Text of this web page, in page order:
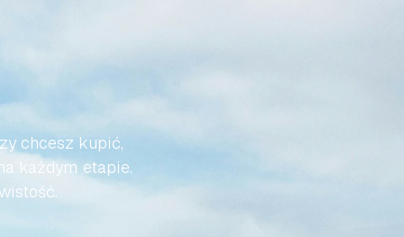
BYŁA
chcesz kupić,
każdym etapie.